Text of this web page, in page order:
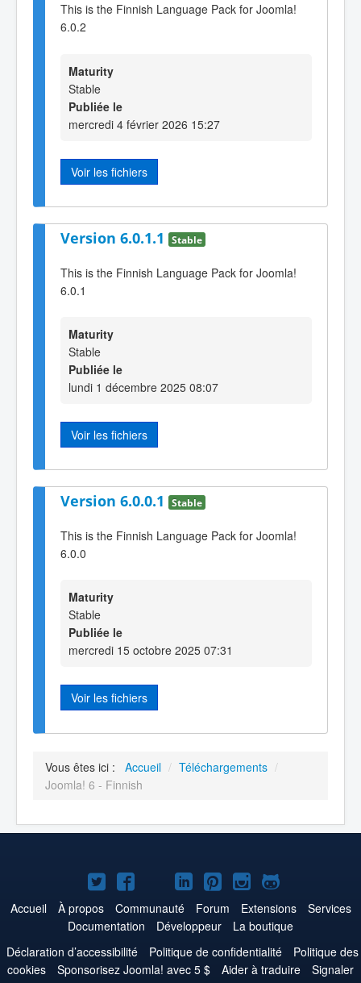
This is the Finnish Language Pack for Joomla!
6.0.2
Maturity
Stable
Publiée le
mercredi 4 février 2026 15:27
Voir les fichiers
Version 6.0.1.1 Stable
This is the Finnish Language Pack for Joomla!
6.0.1
Maturity
Stable
Publiée le
lundi 1 décembre 2025 08:07
Voir les fichiers
Version 6.0.0.1 Stable
This is the Finnish Language Pack for Joomla!
6.0.0
Maturity
Stable
Publiée le
mercredi 15 octobre 2025 07:31
Voir les fichiers
Vous êtes ici : Accueil / Téléchargements /
Joomla! 6 - Finnish
Joomla!
sur
Twitter
Joomla!
sur
Facebook
Joomla!
sur
YouTube
Joomla!
sur
LinkedIn
Joomla!
sur
Pinterest
Joomla!
sur
Instagram
Joomla!
sur
GitHub
Accueil À propos Communauté Forum Extensions
Services
Documentation
Développeur
La boutique
Déclaration d’accessibilité
Politique de confidentialité
Politique des
cookies
Sponsorisez Joomla! avec 5 $ Aider à traduire
Signaler